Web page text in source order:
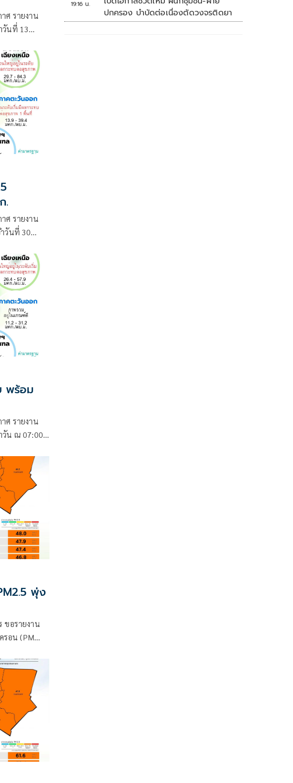
ศ รายงาน
วันที่ 13
.
ศ รายงาน
วันที่ 30
พร้อม
ศ รายงาน
วัน ณ 07:00
พุ่ง
ขอรายงาน
รอน (PM
19:16 น.
ปกครอง บำบัดต่อเนื่องตัดวงจรติดยา